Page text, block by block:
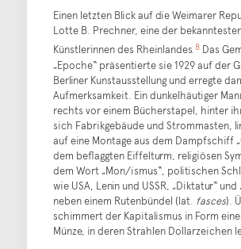
Einen letzten Blick auf die Weimarer
Lotte B. Prechner, eine der
Künstlerinnen des Rheinlandes.8Das
„Epoche“ präsentierte sie 1929 auf der
Berliner Kunstausstellung und erregte
Aufmerksamkeit. Ein dunkelhäutiger
rechts vor einem Bücherstapel, hinter
sich Fabrikgebäude und Strommasten,
auf eine Montage aus dem Dampfschiff
dem beflaggten Eiffelturm, religiösen
dem Wort „Mon/ismus“, politischen
wie USA, Lenin und USSR, „Diktatur“ und
neben einem Rutenbündel (lat. fasces).
schimmert der Kapitalismus in Form
Münze, in deren Strahlen Dollarzeichen